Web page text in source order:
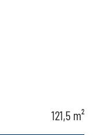
121,5 m²